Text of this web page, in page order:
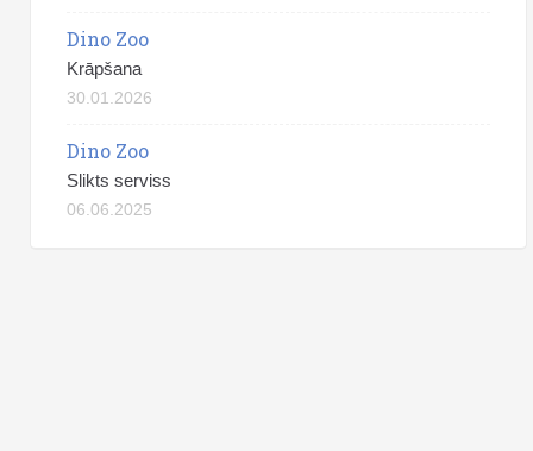
Dino Zoo
Krāpšana
30.01.2026
Dino Zoo
Slikts serviss
06.06.2025